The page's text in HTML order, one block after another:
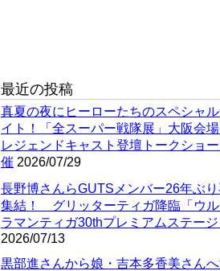
最近の投稿
真夏の夜にヒーローたちのスペシャ
イト！「全スーパー戦隊展」大阪会
レジェンドキャスト登壇トークショ
催 2026/07/29
長野博さんらGUTSメンバー26年ぶ
集結！ グリッターティガ降臨「ウル
ラマンティガ30thプレミアムステージ
2026/07/13
黒部進さんから娘・吉本多香美さん